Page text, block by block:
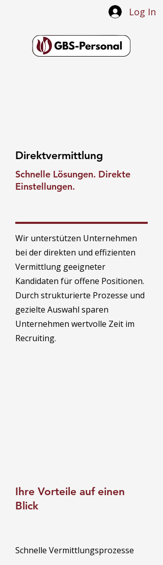
Log In
Direktvermittlung
Schnelle Lösungen. Direkte
Einstellungen.
Wir unterstützen Unternehmen
bei der direkten und effizienten
Vermittlung geeigneter
Kandidaten für offene Positionen.
Durch strukturierte Prozesse und
gezielte Auswahl sparen
Unternehmen wertvolle Zeit im
Recruiting.
Ihre Vorteile auf einen
Blick
Schnelle Vermittlungsprozesse